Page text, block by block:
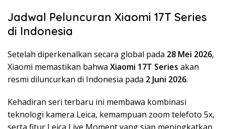
Jadwal Peluncuran Xiaomi 17T Series
di Indonesia
Setelah diperkenalkan secara global pada 28 Mei 2026,
Xiaomi memastikan bahwa Xiaomi 17T Series akan
resmi diluncurkan di Indonesia pada 2 Juni 2026.
Kehadiran seri terbaru ini membawa kombinasi
teknologi kamera Leica, kemampuan zoom telefoto 5x,